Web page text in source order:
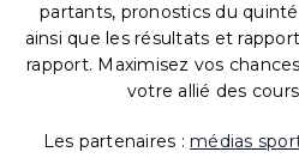
partants, pronostics du
ainsi que les résultats et
rapport. Maximisez vos
votre allié des
Les partenaires : médias